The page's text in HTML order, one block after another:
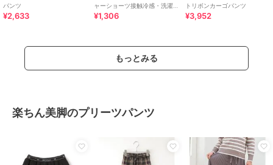
パンツ
¥2,633
ャーショーツ接触冷感・洗濯
機OK
¥1,306
トリボンカーゴパンツ
¥3,952
もっとみる
楽ちん美脚のプリーツパンツ